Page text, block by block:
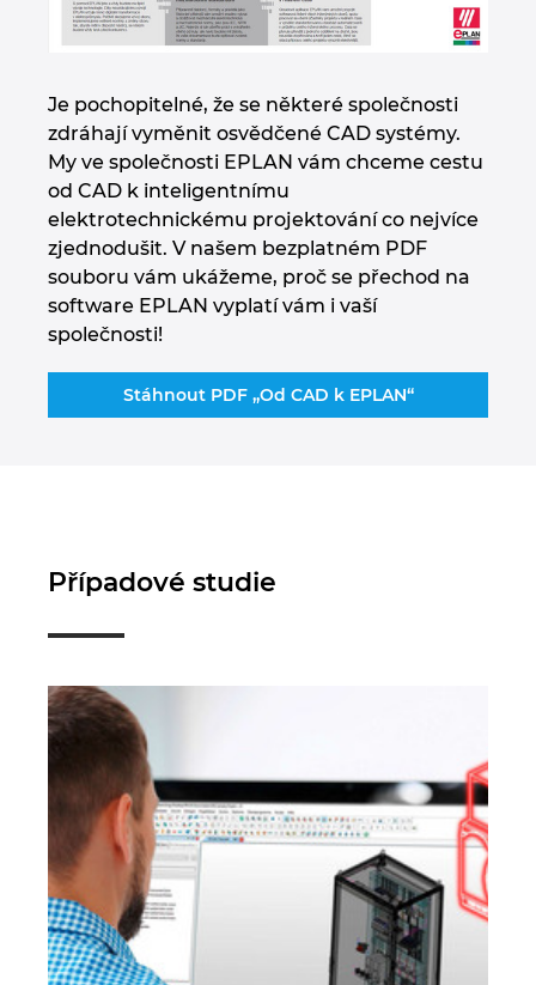
Je pochopitelné, že se některé společnosti
zdráhají vyměnit osvědčené CAD systémy.
My ve společnosti EPLAN vám chceme cestu
od CAD k inteligentnímu
elektrotechnickému projektování co nejvíce
zjednodušit. V našem bezplatném PDF
souboru vám ukážeme, proč se přechod na
software EPLAN vyplatí vám i vaší
společnosti!
Stáhnout PDF „Od CAD k EPLAN“
Případové studie